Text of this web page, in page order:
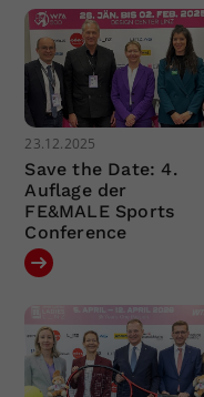
23.12.2025
Save the Date: 4.
Auflage der
FE&MALE Sports
Conference